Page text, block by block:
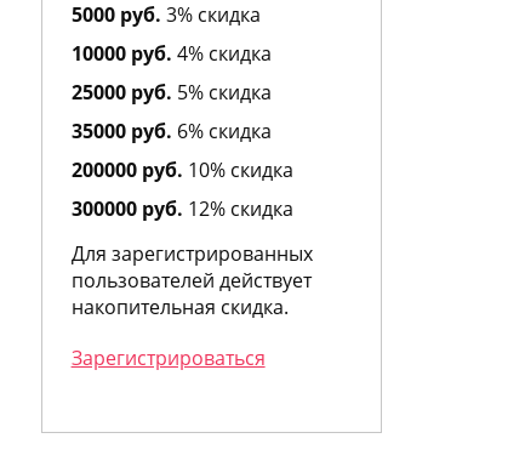
Amzan
Andre d`Archer
Andrea Maack
Andree Putman
Andy Roddick
Angel Schlesser
Angry Birds
Anna Sui
Anne Fontaine
Annick Goutal
Antonia`s Flowers
Antonio Banderas
Antonio Fusco
Antonio Puig
5000 руб. 3% скидка
10000 руб. 4% скидка
25000 руб. 5% скидка
35000 руб. 6% скидка
200000 руб. 10% скидка
300000 руб. 12% скидка
Для зарегистрированных
пользователей действует
накопительная скидка.
Зарегистрироваться